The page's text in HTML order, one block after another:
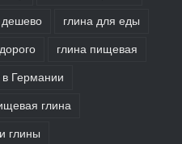
дешево глина для еды
глина пищевая
в Германии
глина
глины